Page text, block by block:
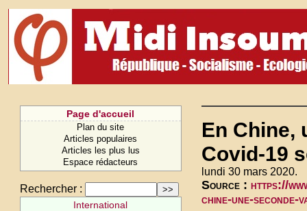
Page d'accueil
Plan du site
Articles populaires
Articles les plus lus
Espace rédacteurs
Rechercher :
International
En Chine,
Covid-19
lundi 30 mars 2020.
Source : https://
chine-une-seconde-